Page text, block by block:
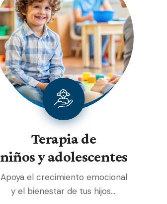
Terapia de
niños y adolescentes
Apoya el crecimiento emocional
y el bienestar de tus hijos.…